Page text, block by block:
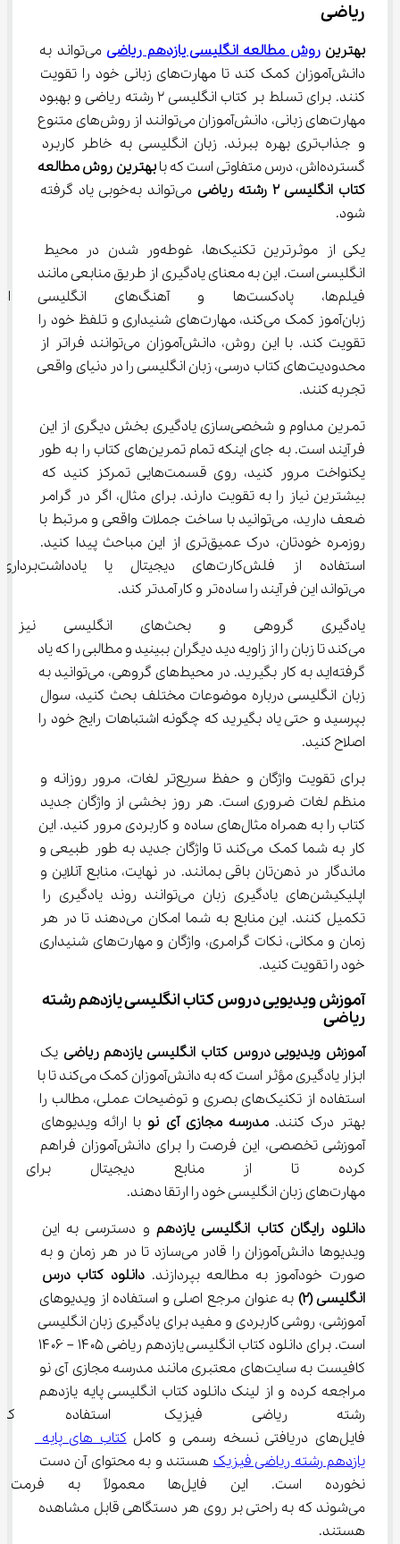
ریاضی
بهترین روش مطالعه انگلیسی یازدهم ریاضی
می‌تواند به
دانش‌آموزان کمک کند تا مهارت‌های زبانی خود را تقویت
کنند. برای تسلط بر کتاب انگلیسی 2 رشته ریاضی و بهبود
مهارت‌های زبانی، دانش‌آموزان می‌توانند از روش‌های متنوع
و جذاب‌تری بهره ببرند. زبان انگلیسی به خاطر کاربرد
گسترده‌اش، درس متفاوتی است که با
بهترین روش مطالعه
کتاب انگلیسی 2 رشته ریاضی
می‌تواند به‌خوبی یاد گرفته
شود.
یکی از موثرترین تکنیک‌ها، غوطه‌ور شدن در محیط
انگلیسی است. این به معنای یادگیری از طریق منابعی مانند
فیلم‌ها، پادکست‌ها و
زبان‌آموز کمک می‌کند، مهارت‌های شنیداری و تلفظ خود را
تقویت کند. با این روش، دانش‌آموزان می‌توانند فراتر از
محدودیت‌های کتاب درسی، زبان انگلیسی را در دنیای واقعی
تجربه کنند.
تمرین مداوم و شخصی‌سازی یادگیری بخش دیگری از این
فرآیند است. به جای اینکه تمام تمرین‌های کتاب را به طور
یکنواخت مرور کنید، روی قسمت‌هایی تمرکز کنید که
بیشترین نیاز را به تقویت دارند. برای مثال، اگر در گرامر
ضعف دارید، می‌توانید با ساخت جملات واقعی و مرتبط با
روزمره خودتان، درک عمیق‌تری از این مباحث پیدا کنید.
استفاده از فلش‌کارت‌های دیجیتال یا یادداشت‌برداری
می‌تواند این فرآیند را ساده‌تر و کارآمدتر کند.
یادگیری گروهی و بحث‌های
می‌کند تا زبان را از زاویه دید دیگران ببینید و مطالبی را که یاد
گرفته‌اید به کار بگیرید. در محیط‌های گروهی، می‌توانید به
زبان انگلیسی درباره موضوعات مختلف بحث کنید، سوال
بپرسید و حتی یاد بگیرید که چگونه اشتباهات رایج خود را
اصلاح کنید.
برای تقویت واژگان و حفظ سریع‌تر لغات، مرور روزانه و
منظم لغات ضروری است. هر روز بخشی از واژگان جدید
کتاب را به همراه مثال‌های ساده و کاربردی مرور کنید. این
کار به شما کمک می‌کند تا واژگان جدید به طور طبیعی و
ماندگار در ذهن‌تان باقی بمانند. در نهایت، منابع آنلاین و
اپلیکیشن‌های یادگیری زبان می‌توانند روند یادگیری را
تکمیل کنند. این منابع به شما امکان می‌دهند تا در هر
زمان و مکانی، نکات گرامری، واژگان و مهارت‌های شنیداری
خود را تقویت کنید.
آموزش ویدیویی دروس کتاب انگلیسی یازدهم رشته
ریاضی
آموزش ویدیویی دروس کتاب انگلیسی یازدهم ریاضی یک
ابزار یادگیری مؤثر است که به دانش‌آموزان کمک می‌کند تا با
استفاده از تکنیک‌های بصری و توضیحات عملی، مطالب را
بهتر درک کنند. مدرسه مجازی آی نو با ارائه ویدیوهای
آموزشی تخصصی، این فرصت را برای دانش‌آموزان فراهم
کرده تا از منابع دیجیتال برای
مهارت‌های زبان انگلیسی خود را ارتقا دهند.
دانلود رایگان کتاب انگلیسی یازدهم و دسترسی به این
ویدیوها دانش‌آموزان را قادر می‌سازد تا در هر زمان و به
صورت خودآموز به مطالعه بپردازند. دانلود کتاب درس
انگلیسی (2) به عنوان مرجع اصلی و استفاده از ویدیوهای
آموزشی، روشی کاربردی و مفید برای یادگیری زبان انگلیسی
کافیست به سایت‌های معتبری مانند مدرسه مجازی آی نو
مراجعه کرده و از لینک دانلود کتاب انگلیسی پایه یازدهم
رشته ریاضی فیزیک استفاده
فایل‌های دریافتی نسخه رسمی و کامل
کتاب های پایه
یازدهم رشته ریاضی فیزیک هستند و به محتوای آن دست
نخورده است. این فایل‌ها
می‌شوند که به راحتی بر روی هر دستگاهی قابل مشاهده
هستند.